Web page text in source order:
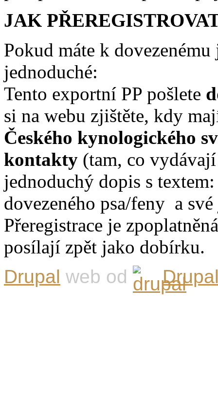
JAK
Pokud máte k
jednoduché:
Tento exportní PP pošlete
si na webu zjištěte, kdy
Českého kynologického
kontakty (tam, co
jednoduchý dopis s
dovezeného psa/feny a
Přeregistrace je
posílají zpět jako dobírku.
Drupal web od